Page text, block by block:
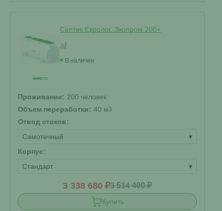
Септик Евролос Экопром 200+
В наличии
Проживание: 200 человек
Объем переработки: 40 м3
Отвод стоков:
Самотечный
▾
Корпус:
Стандарт
▾
3 338 680 ₽3 514 400 ₽
Купить